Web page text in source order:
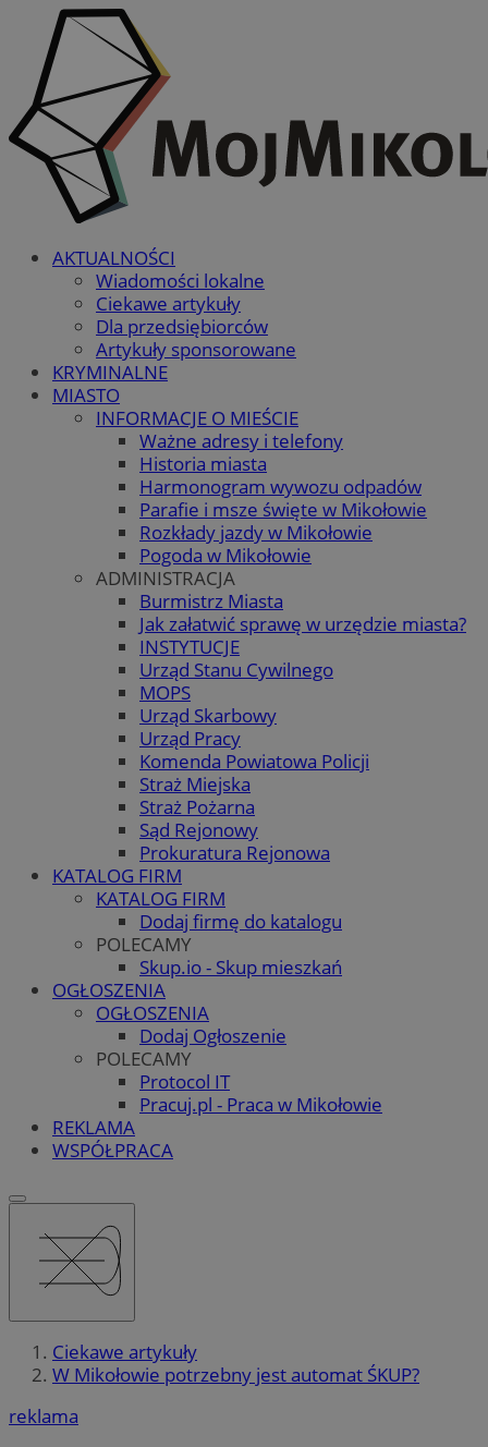
AKTUALNOŚCI
Wiadomości lokalne
Ciekawe artykuły
Dla przedsiębiorców
Artykuły sponsorowane
KRYMINALNE
MIASTO
INFORMACJE O MIEŚCIE
Ważne adresy i telefony
Historia miasta
Harmonogram wywozu odpadów
Parafie i msze święte w Mikołowie
Rozkłady jazdy w Mikołowie
Pogoda w Mikołowie
ADMINISTRACJA
Burmistrz Miasta
Jak załatwić sprawę w urzędzie miasta?
INSTYTUCJE
Urząd Stanu Cywilnego
MOPS
Urząd Skarbowy
Urząd Pracy
Komenda Powiatowa Policji
Straż Miejska
Straż Pożarna
Sąd Rejonowy
Prokuratura Rejonowa
KATALOG FIRM
KATALOG FIRM
Dodaj firmę do katalogu
POLECAMY
Skup.io - Skup mieszkań
OGŁOSZENIA
OGŁOSZENIA
Dodaj Ogłoszenie
POLECAMY
Protocol IT
Pracuj.pl - Praca w Mikołowie
REKLAMA
WSPÓŁPRACA
Ciekawe artykuły
W Mikołowie potrzebny jest automat ŚKUP?
reklama